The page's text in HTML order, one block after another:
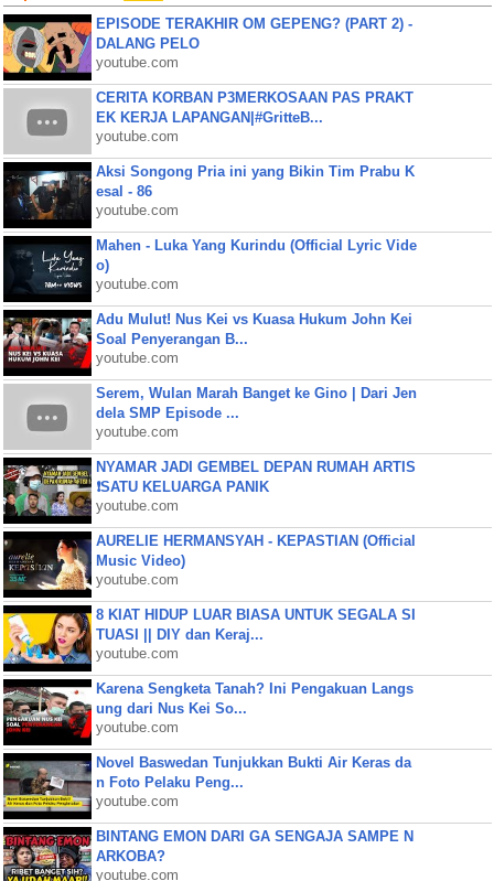
EPISODE TERAKHIR OM GEPENG? (PART 2) -
DALANG PELO
youtube.com
CERITA KORBAN P3MERKOSAAN PAS PRAKT
EK KERJA LAPANGAN|#GritteB...
youtube.com
Aksi Songong Pria ini yang Bikin Tim Prabu K
esal - 86
youtube.com
Mahen - Luka Yang Kurindu (Official Lyric Vide
o)
youtube.com
Adu Mulut! Nus Kei vs Kuasa Hukum John Kei
Soal Penyerangan B...
youtube.com
Serem, Wulan Marah Banget ke Gino | Dari Jen
dela SMP Episode ...
youtube.com
NYAMAR JADI GEMBEL DEPAN RUMAH ARTIS
❗SATU KELUARGA PANIK
youtube.com
AURELIE HERMANSYAH - KEPASTIAN (Official
Music Video)
youtube.com
8 KIAT HIDUP LUAR BIASA UNTUK SEGALA SI
TUASI || DIY dan Keraj...
youtube.com
Karena Sengketa Tanah? Ini Pengakuan Langs
ung dari Nus Kei So...
youtube.com
Novel Baswedan Tunjukkan Bukti Air Keras da
n Foto Pelaku Peng...
youtube.com
BINTANG EMON DARI GA SENGAJA SAMPE N
ARKOBA?
youtube.com